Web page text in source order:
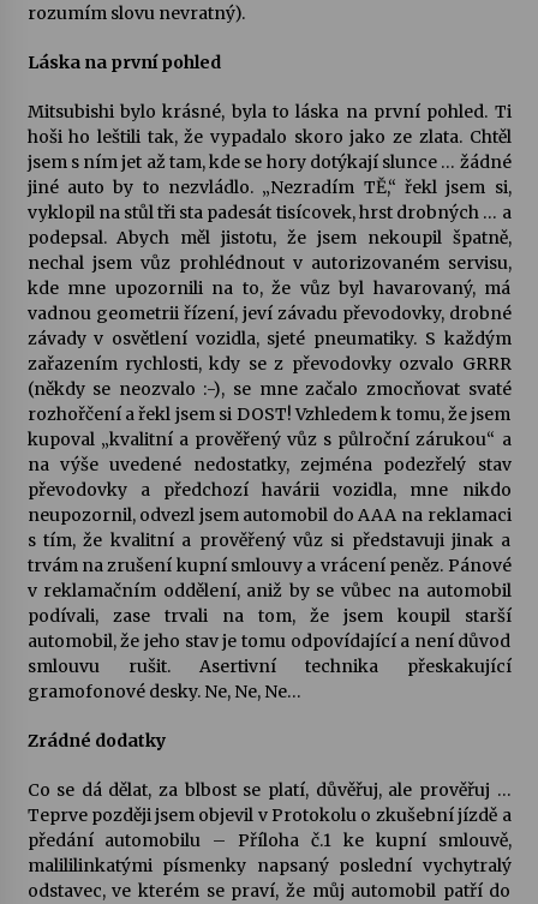
Želiv
rozumím slovu nevratný).
Láska na první pohled
Mitsubishi bylo krásné, byla to láska na první pohled. Ti
hoši ho leštili tak, že vypadalo skoro jako ze zlata. Chtěl
jsem s ním jet až tam, kde se hory dotýkají slunce … žádné
jiné auto by to nezvládlo. „Nezradím TĚ,“ řekl jsem si,
vyklopil na stůl tři sta padesát tisícovek, hrst drobných … a
podepsal. Abych měl jistotu, že jsem nekoupil špatně,
nechal jsem vůz prohlédnout v autorizovaném servisu,
kde mne upozornili na to, že vůz byl havarovaný, má
vadnou geometrii řízení, jeví závadu převodovky, drobné
závady v osvětlení vozidla, sjeté pneumatiky. S každým
zařazením rychlosti, kdy se z převodovky ozvalo GRRR
(někdy se neozvalo :-), se mne začalo zmocňovat svaté
rozhořčení a řekl jsem si DOST! Vzhledem k tomu, že jsem
kupoval „kvalitní a prověřený vůz s půlroční zárukou“ a
na výše uvedené nedostatky, zejména podezřelý stav
převodovky a předchozí havárii vozidla, mne nikdo
neupozornil, odvezl jsem automobil do AAA na reklamaci
s tím, že kvalitní a prověřený vůz si představuji jinak a
trvám na zrušení kupní smlouvy a vrácení peněz. Pánové
v reklamačním oddělení, aniž by se vůbec na automobil
podívali, zase trvali na tom, že jsem koupil starší
automobil, že jeho stav je tomu odpovídající a není důvod
smlouvu rušit. Asertivní technika přeskakující
gramofonové desky. Ne, Ne, Ne…
Zrádné dodatky
Co se dá dělat, za blbost se platí, důvěřuj, ale prověřuj …
Teprve později jsem objevil v Protokolu o zkušební jízdě a
předání automobilu – Příloha č.1 ke kupní smlouvě,
malililinkatými písmenky napsaný poslední vychytralý
odstavec, ve kterém se praví, že můj automobil patří do